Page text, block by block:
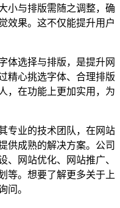
小与排版需随之调整，确
效果。这不仅能提升用户
选择与排版，是提升网
精心挑选字体、合理排版
，在功能上更加实用，为
业的技术团队，在网站
供成熟的解决方案。公司
、网站优化、网站推广、
等。想要了解更多关于上
问。